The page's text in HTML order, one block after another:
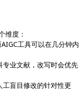
维度：
工具可以在几分钟内
业文献，改写时会优先
盲目修改的针对性更